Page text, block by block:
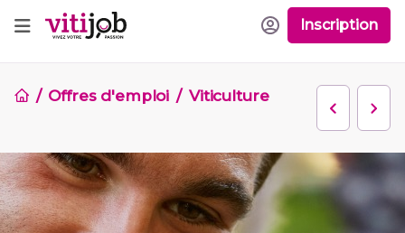
Inscription
Offres d'emploi Viticulture